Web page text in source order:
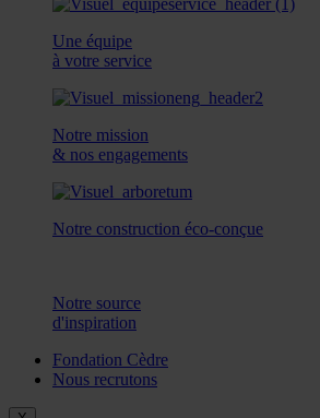
Une équipe
à votre service
Notre mission
& nos engagements
Notre construction éco-conçue
Notre source
d'inspiration
Fondation Cèdre
Nous recrutons